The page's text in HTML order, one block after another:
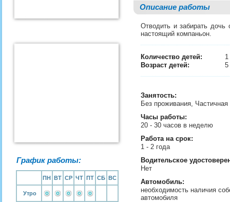
График работы:
ПН ВТ СР ЧТ ПТ СБ ВС
Утро
Описание работы
Отводить и забирать дочь
настоящий компаньон.
Количество детей:
1
Возраст детей:
Занятость:
Без проживания, Частичная
Часы работы:
20 - 30 часов в неделю
Работа на срок:
1 - 2 года
Водительское
Нет
Автомобиль:
необходимость наличия
автомобиля